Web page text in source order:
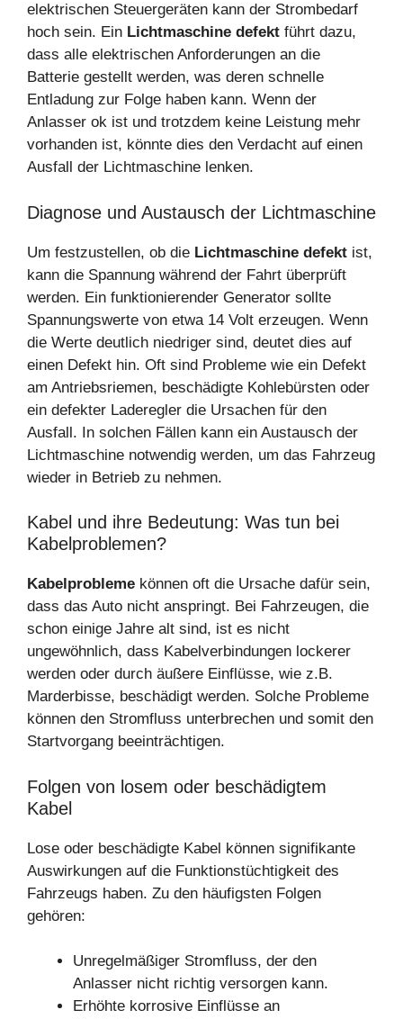
elektrischen Steuergeräten kann der Strombedarf
hoch sein. Ein Lichtmaschine defekt führt dazu,
dass alle elektrischen Anforderungen an die
Batterie gestellt werden, was deren schnelle
Entladung zur Folge haben kann. Wenn der
Anlasser ok ist und trotzdem keine Leistung mehr
vorhanden ist, könnte dies den Verdacht auf einen
Ausfall der Lichtmaschine lenken.
Diagnose und Austausch der Lichtmaschine
Um festzustellen, ob die Lichtmaschine defekt ist,
kann die Spannung während der Fahrt überprüft
werden. Ein funktionierender Generator sollte
Spannungswerte von etwa 14 Volt erzeugen. Wenn
die Werte deutlich niedriger sind, deutet dies auf
einen Defekt hin. Oft sind Probleme wie ein Defekt
am Antriebsriemen, beschädigte Kohlebürsten oder
ein defekter Laderegler die Ursachen für den
Ausfall. In solchen Fällen kann ein Austausch der
Lichtmaschine notwendig werden, um das Fahrzeug
wieder in Betrieb zu nehmen.
Kabel und ihre Bedeutung: Was tun bei
Kabelproblemen?
Kabelprobleme können oft die Ursache dafür sein,
dass das Auto nicht anspringt. Bei Fahrzeugen, die
schon einige Jahre alt sind, ist es nicht
ungewöhnlich, dass Kabelverbindungen lockerer
werden oder durch äußere Einflüsse, wie z.B.
Marderbisse, beschädigt werden. Solche Probleme
können den Stromfluss unterbrechen und somit den
Startvorgang beeinträchtigen.
Folgen von losem oder beschädigtem
Kabel
Lose oder beschädigte Kabel können signifikante
Auswirkungen auf die Funktionstüchtigkeit des
Fahrzeugs haben. Zu den häufigsten Folgen
gehören:
Unregelmäßiger Stromfluss, der den
Anlasser nicht richtig versorgen kann.
Erhöhte korrosive Einflüsse an